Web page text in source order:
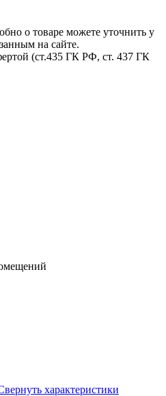
о товаре можете уточнить у
на сайте.
(ст.435 ГК РФ, cт. 437 ГК
характеристики